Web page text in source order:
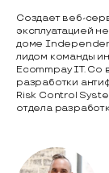
Создает веб-
эксплуатацией
доме
лидом команды
Ecommpay IT. Со
разработки
Risk Control
отдела